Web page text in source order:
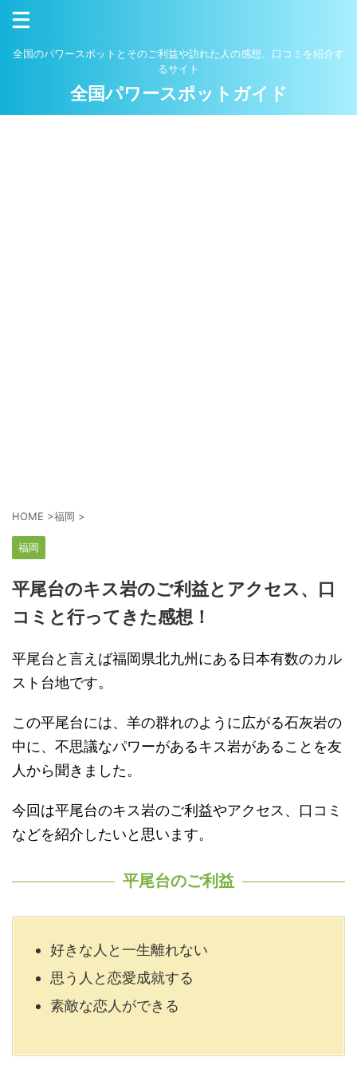
全国のパワースポットとそのご利益や訪れた人の感想、口コミを紹介す
るサイト
全国パワースポットガイド
HOME >福岡 >
福岡
平尾台のキス岩のご利益とアクセス、口
コミと行ってきた感想！
平尾台と言えば福岡県北九州にある日本有数のカル
スト台地です。
この平尾台には、羊の群れのように広がる石灰岩の
中に、不思議なパワーがあるキス岩があることを友
人から聞きました。
今回は平尾台のキス岩のご利益やアクセス、口コミ
などを紹介したいと思います。
平尾台のご利益
好きな人と一生離れない
思う人と恋愛成就する
素敵な恋人ができる